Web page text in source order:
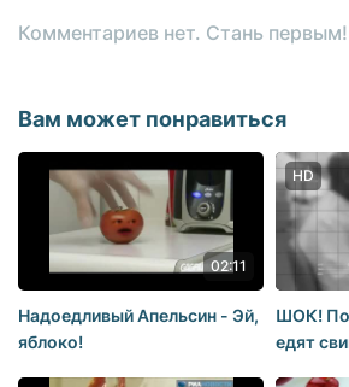
Комментариев нет. Стань первым!
Вам может понравиться
02:11
Надоедливый Апельсин - Эй,
яблоко!
HD
ШОК!
едят